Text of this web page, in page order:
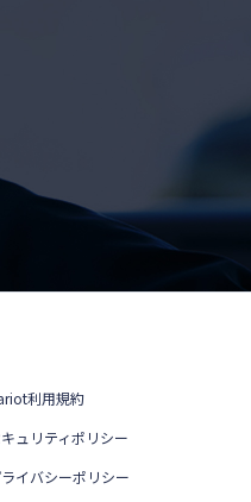
利用規約
ュリティポリシー
イバシーポリシー